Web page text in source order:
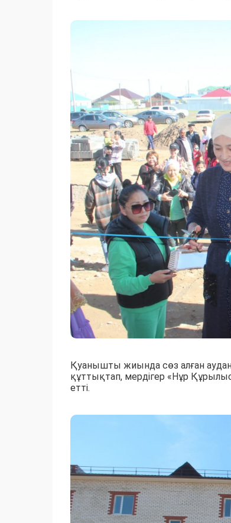
Қуанышты жиында сөз алған
құттықтап, мердігер «Нұр
етті.